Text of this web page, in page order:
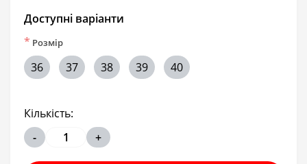
Доступні варіанти
* Розмір
36 37 38 39 40
Кількість:
-
+